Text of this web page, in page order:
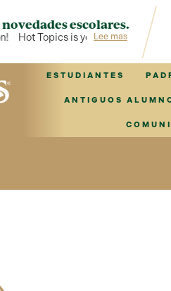
escolares.
Hot Topics is your hub for TVCS
Lee mas
ESTUDIANTES
ANTIGUOS